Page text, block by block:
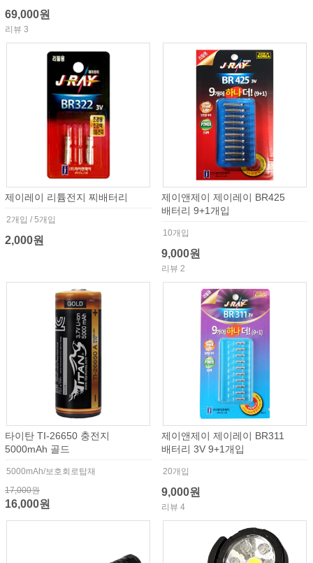
69,000원
리뷰 3
제이레이 리튬전지 찌배터리
2개입 / 5개입
2,000원
제이앤제이 제이레이 BR425
배터리 9+1개입
10개입
9,000원
리뷰 2
타이탄 TI-26650 충전지
5000mAh 골드
5000mAh/보호회로탑재
17,000원
16,000원
제이앤제이 제이레이 BR311
배터리 3V 9+1개입
20개입
9,000원
리뷰 4